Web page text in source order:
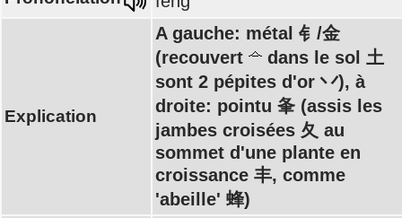
Explication
A gauche: métal 钅/金
(recouvert
dans le sol 土
sont 2 pépites d'or 丷), à
droite: pointu 夆 (assis les
jambes croisées 夂 au
sommet d'une plante en
croissance 丰, comme
'abeille' 蜂)